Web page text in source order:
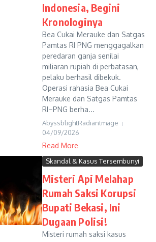
Indonesia, Begini
Kronologinya
Bea Cukai Merauke dan Satgas
Pamtas RI PNG menggagalkan
peredaran ganja senilai
miliaran rupiah di perbatasan,
pelaku berhasil dibekuk.
Operasi rahasia Bea Cukai
Merauke dan Satgas Pamtas
RI–PNG berha...
AbyssblightRadiantmage
04/09/2026
Read More
Skandal & Kasus Tersembunyi
Misteri Api Melahap
Rumah Saksi Korupsi
Bupati Bekasi, Ini
Dugaan Polisi!
Misteri rumah saksi kasus